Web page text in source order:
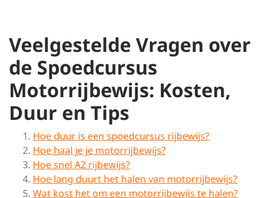
Veelgestelde Vragen over
de Spoedcursus
Motorrijbewijs: Kosten,
Duur en Tips
Hoe duur is een spoedcursus rijbewijs?
Hoe haal je je motorrijbewijs?
Hoe snel A2 rijbewijs?
Hoe lang duurt het halen van motorrijbewijs?
Wat kost het om een motorrijbewijs te halen?